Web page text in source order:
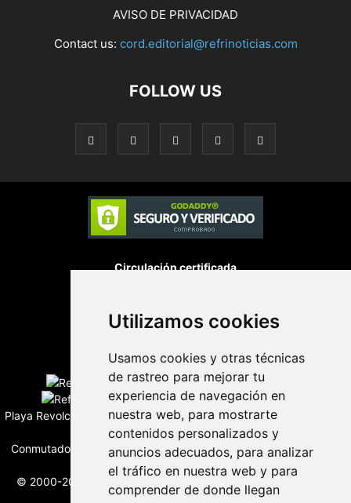
Utilizamos cookies
Usamos cookies y otras técnicas
de rastreo para mejorar tu
experiencia de navegación en
nuestra web, para mostrarte
contenidos personalizados y
anuncios adecuados, para analizar
el tráfico en nuestra web y para
comprender de donde llegan
AVISO DE PRIVACIDAD
Contact us: cord.editorial@refrinoticias.com
FOLLOW US
Circulación certificada
Desarrollado por
Edición digital con tecnología
Playa Revolcadero 222 Col. Reforma Iztaccihuatl Norte C.P. 08810
CIUDAD DE MEXICO
Conmutador CIUDAD DE MEXICO (+52) 555 740 4476, 555 740
© 2000-2026 BURO DE MERCADOTECNIA DEL CENTRO, S.A.
Todos los derechos reservados